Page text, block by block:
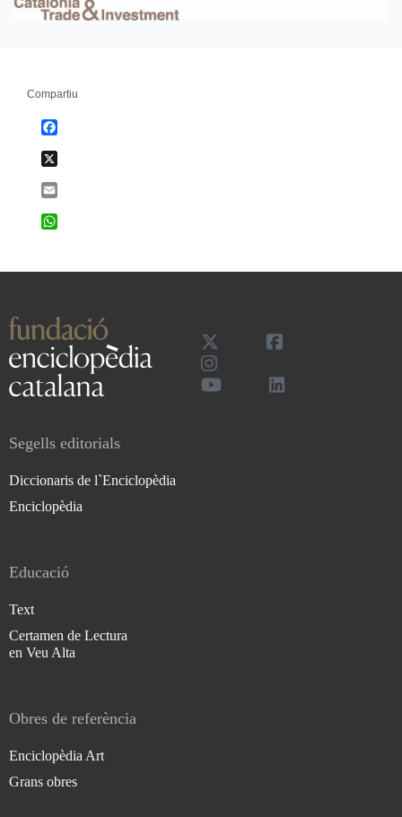
Compartiu
Segells editorials
Diccionaris de l`Enciclopèdia
Enciclopèdia
Educació
Text
Certamen de Lectura
en Veu Alta
Obres de referència
Enciclopèdia Art
Grans obres